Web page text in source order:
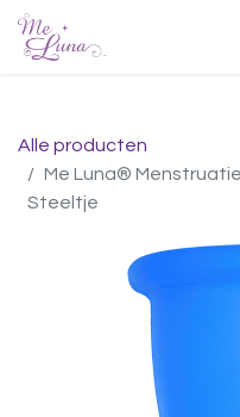
Alle producten
Me Luna®
Steeltje